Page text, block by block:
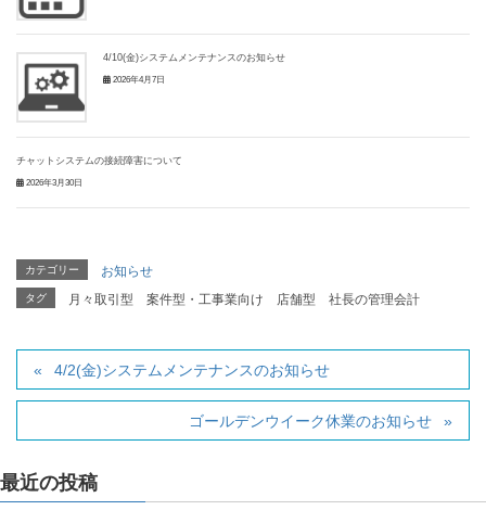
4/10(金)システムメンテナンスのお知らせ
2026年4月7日
チャットシステムの接続障害について
2026年3月30日
カテゴリー お知らせ
タグ 月々取引型 案件型・工事業向け 店舗型 社長の管理会計
4/2(金)システムメンテナンスのお知らせ
ゴールデンウイーク休業のお知らせ
最近の投稿